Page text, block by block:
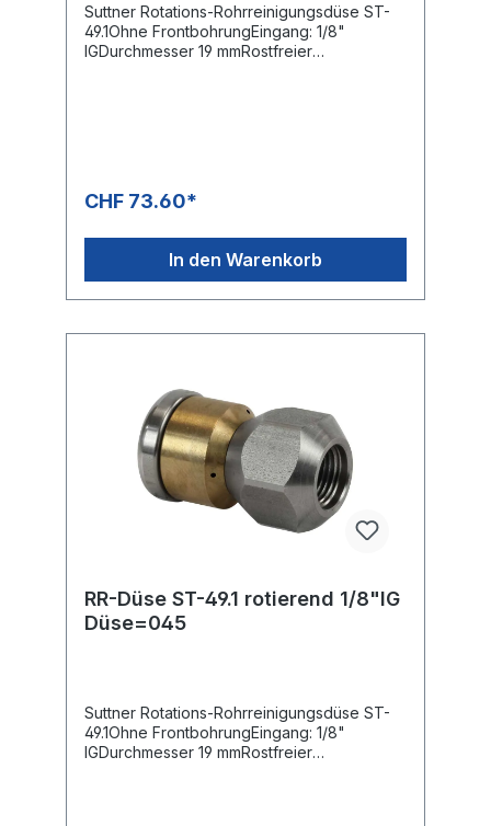
Suttner Rotations-Rohrreinigungsdüse ST-
49.1Ohne FrontbohrungEingang: 1/8"
IGDurchmesser 19 mmRostfreier
CHF 73.60*
In den Warenkorb
RR-Düse ST-49.1 rotierend 1/8"IG
Düse=045
Suttner Rotations-Rohrreinigungsdüse ST-
49.1Ohne FrontbohrungEingang: 1/8"
IGDurchmesser 19 mmRostfreier